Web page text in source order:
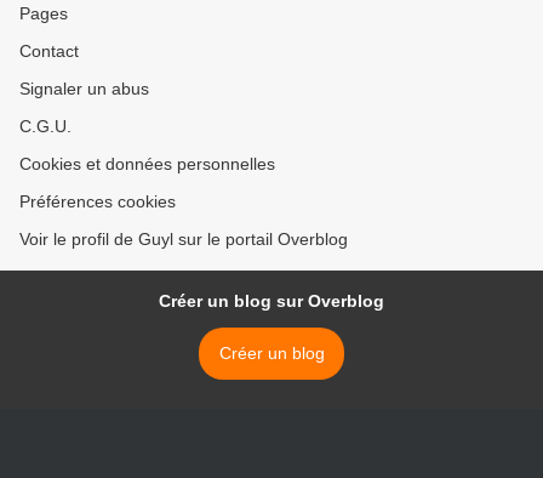
Pages
Contact
Signaler un abus
C.G.U.
Cookies et données personnelles
Préférences cookies
Voir le profil de Guyl sur le portail Overblog
Créer un blog sur Overblog
Créer un blog